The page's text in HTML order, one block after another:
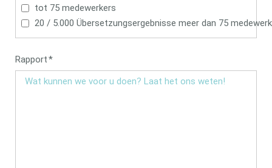
tot 75 medewerkers
20 / 5.000 Übersetzungsergebnisse meer dan 75
Verplicht
veld
Rapport*